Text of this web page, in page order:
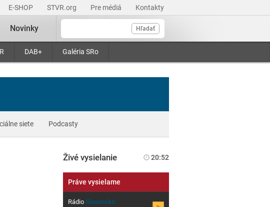
E-SHOP STVR.org Pre médiá Kontakty
Hľadať
DAB+ Galéria SRo
Novinky
siete Podcasty
Živé vysielanie 20:52
Práve vysielame
RádioSlovensko